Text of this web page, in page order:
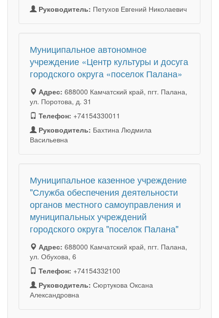
Руководитель: Петухов Евгений Николаевич
Муниципальное автономное
учреждение «Центр культуры и досуга
городского округа «поселок Палана»
Адрес: 688000 Камчатский край, пгт. Палана,
ул. Поротова, д. 31
Телефон: +74154330011
Руководитель: Бахтина Людмила
Васильевна
Муниципальное казенное учреждение
"Служба обеспечения деятельности
органов местного самоуправления и
муниципальных учреждений
городского округа "поселок Палана"
Адрес: 688000 Камчатский край, пгт. Палана,
ул. Обухова, 6
Телефон: +74154332100
Руководитель: Сюртукова Оксана
Александровна